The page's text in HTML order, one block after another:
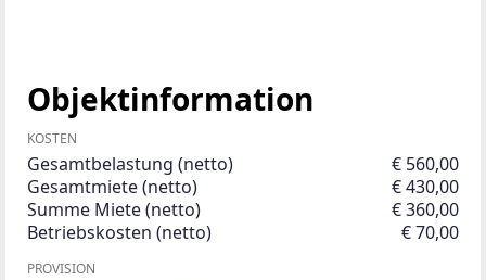
Objektinformation
KOSTEN
Gesamtbelastung (netto)
€ 560,00
Gesamtmiete (netto)
€ 430,00
Summe Miete (netto)
€ 360,00
Betriebskosten (netto)
€ 70,00
PROVISION